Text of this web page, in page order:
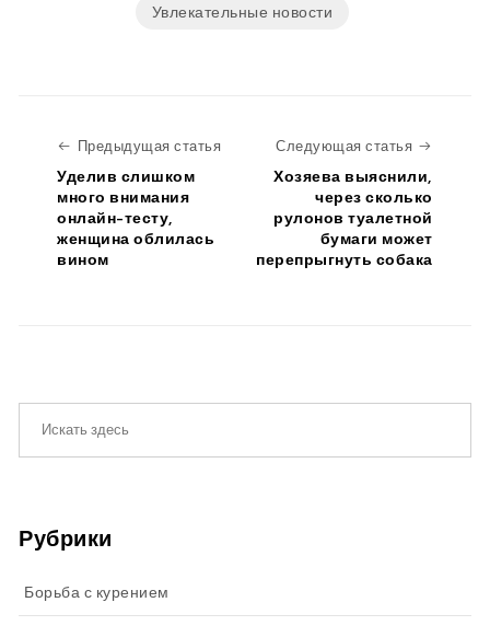
Увлекательные новости
Предыдущая статьяПредыдущая статья
Уделив слишком
много внимания
онлайн-тесту,
женщина облилась
вином
Следующая статья
Хозяева выяснили,
через сколько
рулонов туалетной
бумаги может
перепрыгнуть собака
Рубрики
Борьба с курением